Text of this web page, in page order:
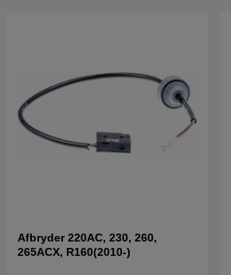
Afbryder 220AC, 230, 260,
265ACX, R160(2010-)